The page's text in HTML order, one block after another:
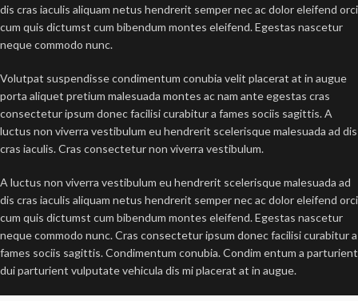
dis cras iaculis aliquam netus hendrerit semper nec ac dolor eleifend orci
cum quis dictumst cum bibendum montes eleifend. Egestas nascetur
neque commodo nunc.
Volutpat suspendisse condimentum conubia velit placerat at in augue
porta aliquet pretium malesuada montes ac nam ante egestas cras
consectetur ipsum donec facilisi curabitur a fames sociis sagittis. A
luctus non viverra vestibulum eu hendrerit scelerisque malesuada ad dis
cras iaculis. Cras consectetur non viverra vestibulum.
A luctus non viverra vestibulum eu hendrerit scelerisque malesuada ad
dis cras iaculis aliquam netus hendrerit semper nec ac dolor eleifend orci
cum quis dictumst cum bibendum montes eleifend. Egestas nascetur
neque commodo nunc. Cras consectetur ipsum donec facilisi curabitur a
fames sociis sagittis. Condimentum conubia. Condim entum a parturient
dui parturient vulputate vehicula dis mi placerat at in augue.